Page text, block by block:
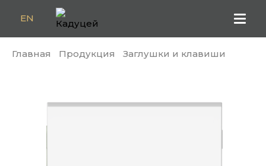
EN
Главная Продукция Заглушки и клавиши